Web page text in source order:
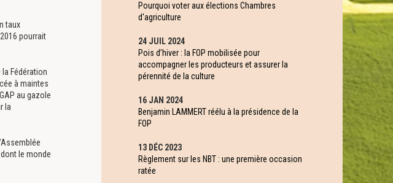
taux
pourrait
Fédération
à maintes
au gazole
la
le monde
Pourquoi voter aux élections Chambres
d'agriculture
24 JUIL 2024
Pois d’hiver : la FOP mobilisée pour
accompagner les producteurs et assurer la
pérennité de la culture
16 JAN 2024
Benjamin LAMMERT réélu à la présidence de la
FOP
13 DÉC 2023
Règlement sur les NBT : une première occasion
ratée